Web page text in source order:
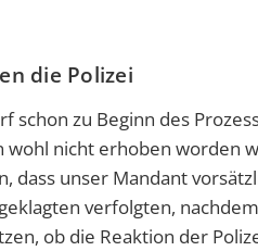
die Polizei
zu Beginn des
nicht erhoben worden
dass unser Mandant
verfolgten,
ob die Reaktion der